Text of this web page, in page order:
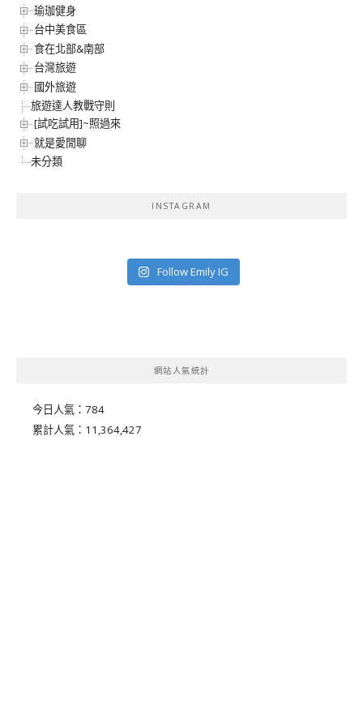
瑜珈健身
台中美食區
食在北部&南部
台灣旅遊
國外旅遊
旅遊達人教戰守則
[試吃試用]~照過來
就是愛閒聊
未分類
INSTAGRAM
Follow Emily IG
網站人氣統計
今日人氣： 784
累計人氣： 11,364,427